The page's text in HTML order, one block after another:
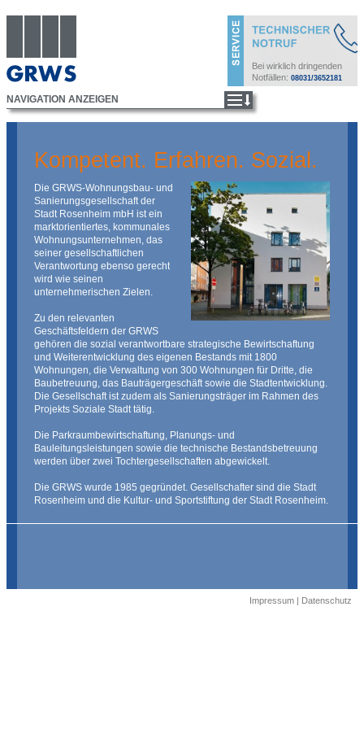
Bei wirklich dringenden
Notfällen:08031/3652181
Kompetent. Erfahren. Sozial.
Die GRWS-Wohnungsbau- und
Sanierungsgesellschaft der
Stadt Rosenheim mbH ist ein
marktorientiertes, kommunales
Wohnungsunternehmen, das
seiner gesellschaftlichen
Verantwortung ebenso gerecht
wird wie seinen
unternehmerischen Zielen.
Zu den relevanten
Geschäftsfeldern der GRWS
gehören die sozial verantwortbare strategische Bewirtschaftung
und Weiterentwicklung des eigenen Bestands mit 1800
Wohnungen, die Verwaltung von 300 Wohnungen für Dritte, die
Baubetreuung, das Bauträgergeschäft sowie die Stadtentwicklung.
Die Gesellschaft ist zudem als Sanierungsträger im Rahmen des
Projekts Soziale Stadt tätig.
Die Parkraumbewirtschaftung, Planungs- und
Bauleitungsleistungen sowie die technische Bestandsbetreuung
werden über zwei Tochtergesellschaften abgewickelt.
Die GRWS wurde 1985 gegründet. Gesellschafter sind die Stadt
Rosenheim und die Kultur- und Sportstiftung der Stadt Rosenheim.
Impressum | Datenschutz